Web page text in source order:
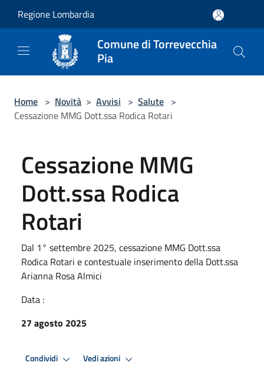
Regione Lombardia
Comune di Torrevecchia
Pia
Home > Novità > Avvisi > Salute >
Cessazione MMG Dott.ssa Rodica Rotari
Cessazione MMG
Dott.ssa Rodica
Rotari
Dal 1° settembre 2025, cessazione MMG Dott.ssa
Rodica Rotari e contestuale inserimento della Dott.ssa
Arianna Rosa Almici
Data :
27 agosto 2025
Condividi Vedi azioni